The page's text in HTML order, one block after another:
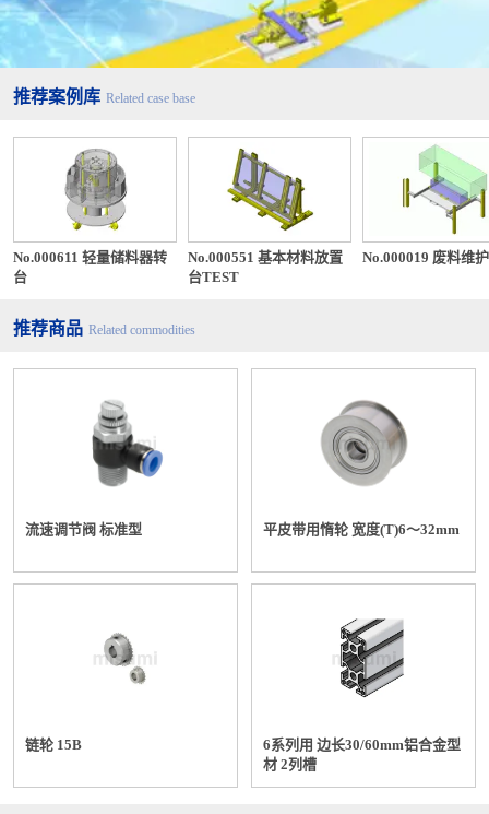
推荐案例库 Related case base
No.000611 轻量储料器转
台
No.000551 基本材料放置
台TEST
No.000019 废料维
推荐商品 Related commodities
流速调节阀 标准型 平皮带用惰轮 宽度(T)6～32mm
链轮 15B
6系列用 边长30/60mm铝合金型
材 2列槽